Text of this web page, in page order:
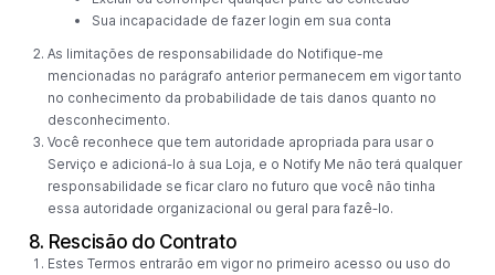
Sua incapacidade de fazer login em sua conta
As limitações de responsabilidade do Notifique-me
mencionadas no parágrafo anterior permanecem em vigor tanto
no conhecimento da probabilidade de tais danos quanto no
desconhecimento.
Você reconhece que tem autoridade apropriada para usar o
Serviço e adicioná-lo à sua Loja, e o Notify Me não terá qualquer
responsabilidade se ficar claro no futuro que você não tinha
essa autoridade organizacional ou geral para fazê-lo.
8. Rescisão do Contrato
Estes Termos entrarão em vigor no primeiro acesso ou uso do